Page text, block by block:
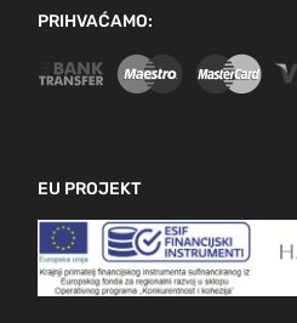
PRIHVAĆAMO:
EU PROJEKT